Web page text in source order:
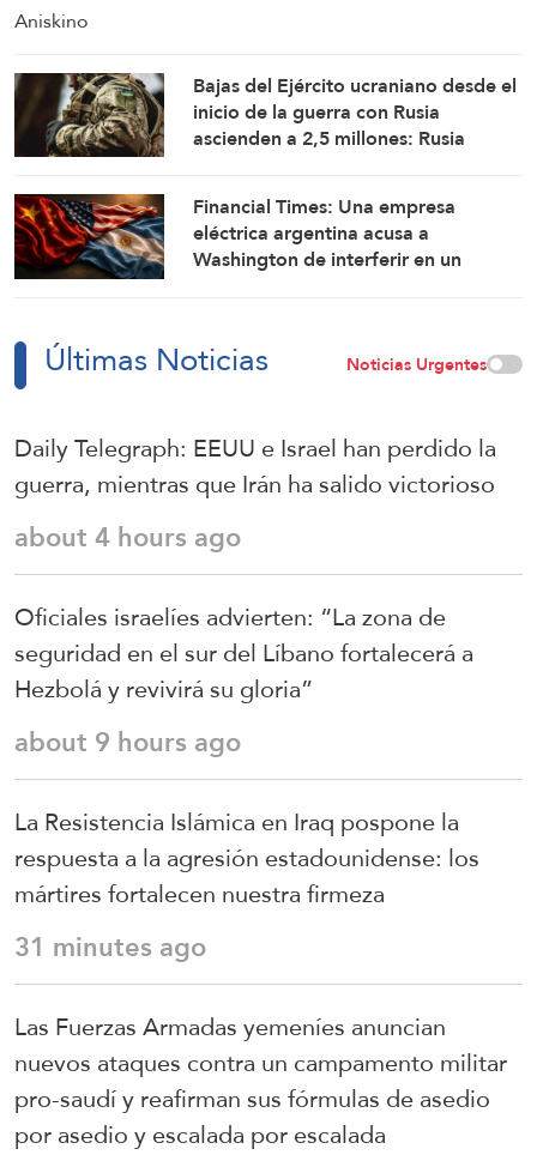
Bajas del Ejército ucraniano desde el
inicio de la guerra con Rusia
ascienden a 2,5 millones: Rusia
Financial Times: Una empresa
eléctrica argentina acusa a
Washington de interferir en un
Últimas Noticias Noticias Urgentes
Daily Telegraph: EEUU e Israel han perdido la
guerra, mientras que Irán ha salido victorioso
about 4 hours ago
Oficiales israelíes advierten: “La zona de
seguridad en el sur del Líbano fortalecerá a
Hezbolá y revivirá su gloria”
about 9 hours ago
La Resistencia Islámica en Iraq pospone la
respuesta a la agresión estadounidense: los
mártires fortalecen nuestra firmeza
31 minutes ago
Las Fuerzas Armadas yemeníes anuncian
nuevos ataques contra un campamento militar
pro-saudí y reafirman sus fórmulas de asedio
por asedio y escalada por escalada